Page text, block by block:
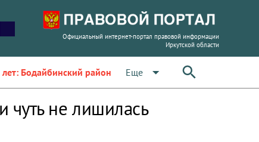
Официальный интернет-портал правовой информации
Иркутской области
Бодайбинский район Еще arrow_drop_down
чуть не лишилась